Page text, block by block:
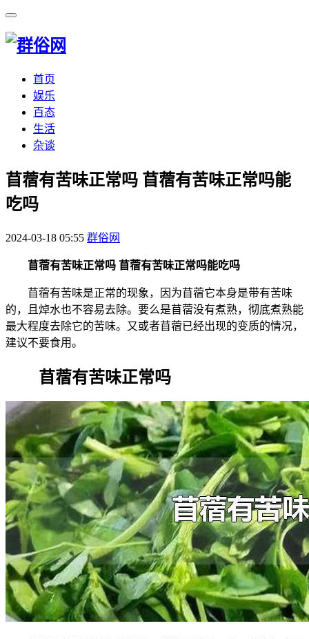
首页
娱乐
百态
生活
杂谈
​苜蓿有苦味正常吗 苜蓿有苦味正常吗能
吃吗
2024-03-18 05:55 群俗网
苜蓿有苦味正常吗 苜蓿有苦味正常吗能吃吗
苜蓿有苦味是正常的现象，因为苜蓿它本身是带有苦味
的，且焯水也不容易去除。要么是苜蓿没有煮熟，彻底煮熟能
最大程度去除它的苦味。又或者苜蓿已经出现的变质的情况，
建议不要食用。
苜蓿有苦味正常吗